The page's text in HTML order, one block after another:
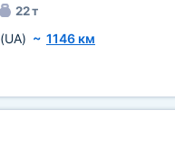
22 т
(UA) ~ 1146 км